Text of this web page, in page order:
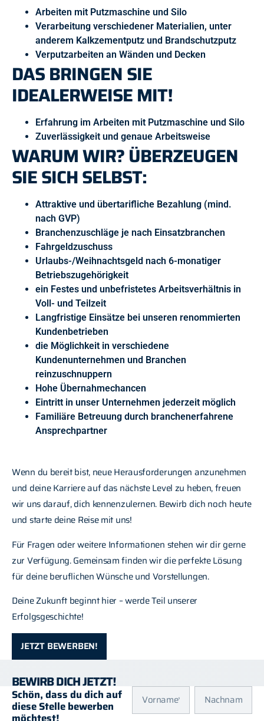
Arbeiten mit Putzmaschine und Silo
Verarbeitung verschiedener Materialien, unter
anderem Kalkzementputz und Brandschutzputz
Verputzarbeiten an Wänden und Decken
DAS BRINGEN SIE
IDEALERWEISE MIT!
Erfahrung im Arbeiten mit Putzmaschine und Silo
Zuverlässigkeit und genaue Arbeitsweise
WARUM WIR? ÜBERZEUGEN
SIE SICH SELBST:
Attraktive und übertarifliche Bezahlung (mind.
nach GVP)
Branchenzuschläge je nach Einsatzbranchen
Fahrgeldzuschuss
Urlaubs-/Weihnachtsgeld nach 6-monatiger
Betriebszugehörigkeit
ein Festes und unbefristetes Arbeitsverhältnis in
Voll- und Teilzeit
Langfristige Einsätze bei unseren renommierten
Kundenbetrieben
die Möglichkeit in verschiedene
Kundenunternehmen und Branchen
reinzuschnuppern
Hohe Übernahmechancen
Eintritt in unser Unternehmen jederzeit möglich
Familiäre Betreuung durch branchenerfahrene
Ansprechpartner
Wenn du bereit bist, neue Herausforderungen anzunehmen
und deine Karriere auf das nächste Level zu heben, freuen
wir uns darauf, dich kennenzulernen. Bewirb dich noch heute
und starte deine Reise mit uns!
Für Fragen oder weitere Informationen stehen wir dir gerne
zur Verfügung. Gemeinsam finden wir die perfekte Lösung
für deine beruflichen Wünsche und Vorstellungen.
Deine Zukunft beginnt hier – werde Teil unserer
Erfolgsgeschichte!
JETZT BEWERBEN!
BEWIRB DICH JETZT!
Schön, dass du dich auf
diese Stelle bewerben